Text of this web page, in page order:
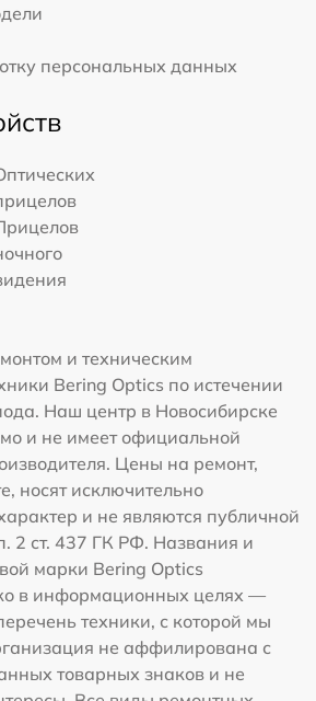
персональных данных
и техническим
Bering Optics по истечении
Наш центр в Новосибирске
и не имеет официальной
Цены на ремонт,
носят исключительно
и не являются публичной
2 ст. 437 ГК РФ. Названия и
марки Bering Optics
в информационных целях —
техники, с которой мы
не аффилирована с
товарных знаков и не